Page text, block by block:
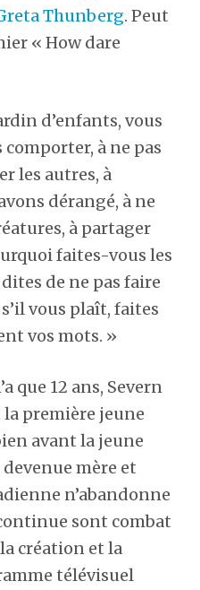
Thunberg. Peut
« How dare
d’enfants, vous
à ne pas
les autres, à
dérangé, à ne
à partager
faites-vous les
de ne pas faire
vous plaît, faites
vos mots. »
que 12 ans, Severn
première jeune
avant la jeune
mère et
n’abandonne
sont combat
création et la
télévisuel